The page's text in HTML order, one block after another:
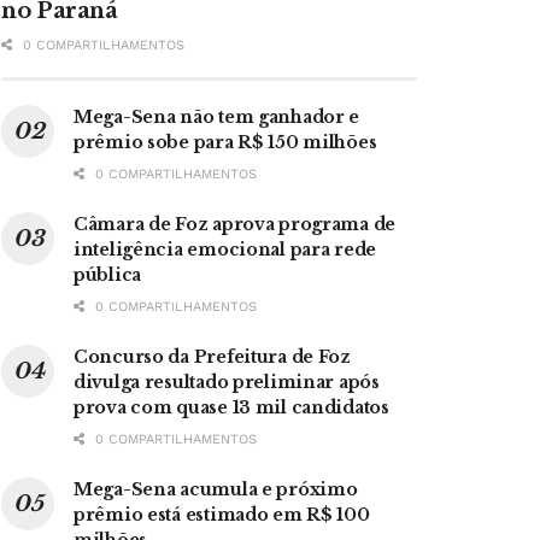
no Paraná
0 COMPARTILHAMENTOS
Mega-Sena não tem ganhador e
prêmio sobe para R$ 150 milhões
0 COMPARTILHAMENTOS
Câmara de Foz aprova programa de
inteligência emocional para rede
pública
0 COMPARTILHAMENTOS
Concurso da Prefeitura de Foz
divulga resultado preliminar após
prova com quase 13 mil candidatos
0 COMPARTILHAMENTOS
Mega-Sena acumula e próximo
prêmio está estimado em R$ 100